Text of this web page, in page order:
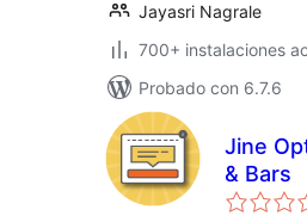
Jayasri Nagrale
700+ instalaciones
Probado con 6.7.6
Jine
& Bars